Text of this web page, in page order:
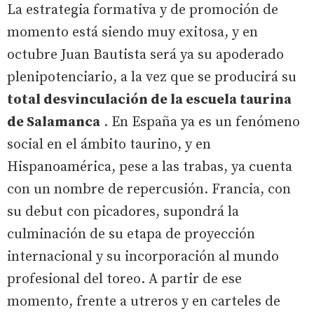
La estrategia formativa y de promoción de
momento está siendo muy exitosa, y en
octubre Juan Bautista será ya su apoderado
plenipotenciario, a la vez que se producirá su
total desvinculación de la escuela taurina
de Salamanca . En España ya es un fenómeno
social en el ámbito taurino, y en
Hispanoamérica, pese a las trabas, ya cuenta
con un nombre de repercusión. Francia, con
su debut con picadores, supondrá la
culminación de su etapa de proyección
internacional y su incorporación al mundo
profesional del toreo. A partir de ese
momento, frente a utreros y en carteles de